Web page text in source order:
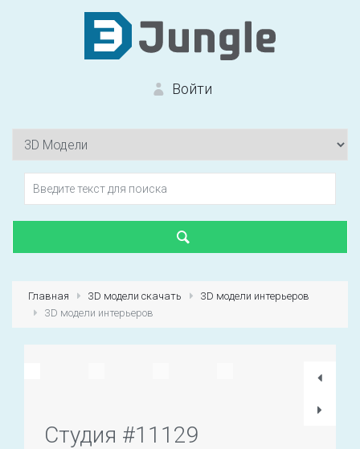
Войти
Первый раз?
Главная 3D модели скачать
3D модели интерьеров
3D модели интерьеров
Студия #11129